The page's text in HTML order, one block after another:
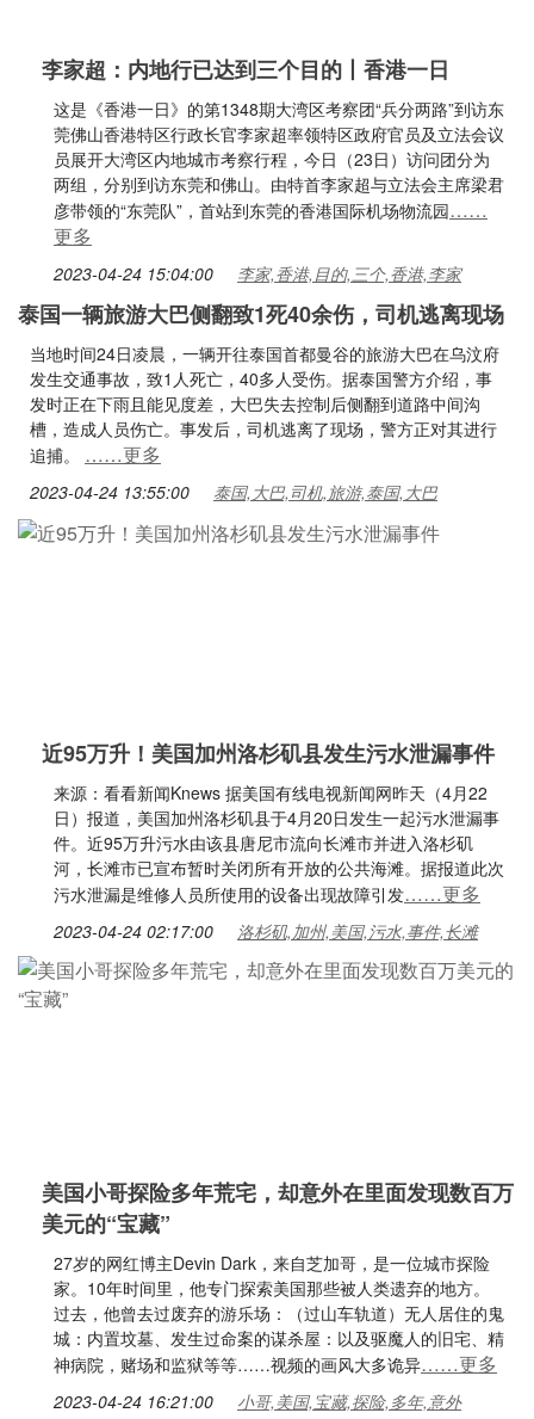
李家超：内地行已达到三个目的丨香港一日
这是《香港一日》的第1348期大湾区考察团“兵分两路”到访东
莞佛山香港特区行政长官李家超率领特区政府官员及立法会议
员展开大湾区内地城市考察行程，今日（23日）访问团分为
两组，分别到访东莞和佛山。由特首李家超与立法会主席梁君
彦带领的“东莞队”，首站到东莞的香港国际机场物流园……
更多
2023-04-24 15:04:00 李家,香港,目的,三个,香港,李家
泰国一辆旅游大巴侧翻致1死40余伤，司机逃离现场
当地时间24日凌晨，一辆开往泰国首都曼谷的旅游大巴在乌汶府
发生交通事故，致1人死亡，40多人受伤。据泰国警方介绍，事
发时正在下雨且能见度差，大巴失去控制后侧翻到道路中间沟
槽，造成人员伤亡。事发后，司机逃离了现场，警方正对其进行
追捕。 ……更多
2023-04-24 13:55:00 泰国,大巴,司机,旅游,泰国,大巴
近95万升！美国加州洛杉矶县发生污水泄漏事件
来源：看看新闻Knews 据美国有线电视新闻网昨天（4月22
日）报道，美国加州洛杉矶县于4月20日发生一起污水泄漏事
件。近95万升污水由该县唐尼市流向长滩市并进入洛杉矶
河，长滩市已宣布暂时关闭所有开放的公共海滩。据报道此次
污水泄漏是维修人员所使用的设备出现故障引发……更多
2023-04-24 02:17:00 洛杉矶,加州,美国,污水,事件,长滩
美国小哥探险多年荒宅，却意外在里面发现数百万
美元的“宝藏”
27岁的网红博主Devin Dark，来自芝加哥，是一位城市探险
家。10年时间里，他专门探索美国那些被人类遗弃的地方。
过去，他曾去过废弃的游乐场：（过山车轨道）无人居住的鬼
城：内置坟墓、发生过命案的谋杀屋：以及驱魔人的旧宅、精
神病院，赌场和监狱等等……视频的画风大多诡异……更多
2023-04-24 16:21:00 小哥,美国,宝藏,探险,多年,意外